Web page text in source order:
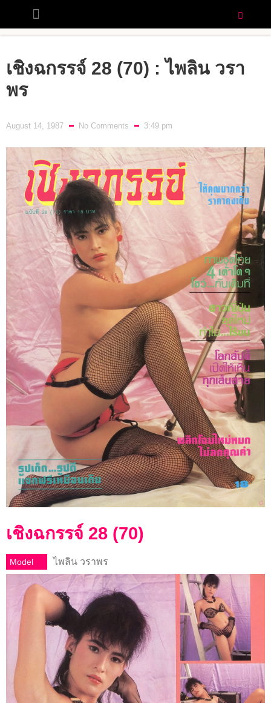
เชิงฉกรรจ์ 28 (70) : ไพลิน วรา
พร
August 14, 1987 No Comments 3:49 pm
เชิงฉกรรจ์ 28 (70)
Model ไพลิน วราพร